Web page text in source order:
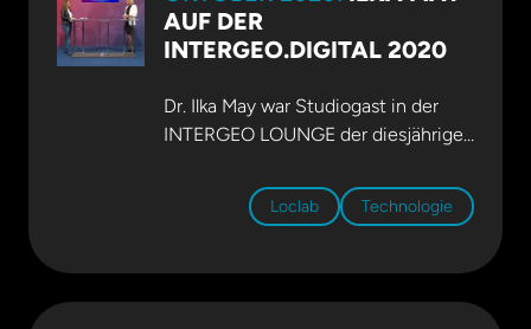
Heinrich-Böll-Stiftung über die
Grenzen. Mehr dazu imPDF auf der
AUF DER
INTERGEO.DIGITAL 2020
Dr. Ilka May war Studiogast in der
INTERGEO LOUNGE der diesjährigen
Gespräch über ihre Erfahrungen mit
BIM und digitalen Zwillingen. Und sie
besonderen Thema: die Rolle von
Frauen in
Loclab Technologie